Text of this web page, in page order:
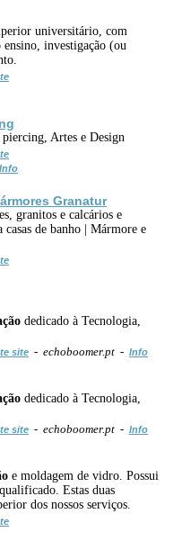
universitário, com
investigação (ou
Artes e Design
Info
Granatur
granitos e calcários e
de banho | Mármore e
dedicado à Tecnologia,
site - echoboomer.pt - Info
dedicado à Tecnologia,
site - echoboomer.pt - Info
e moldagem de vidro. Possui
Estas duas
dos nossos serviços.